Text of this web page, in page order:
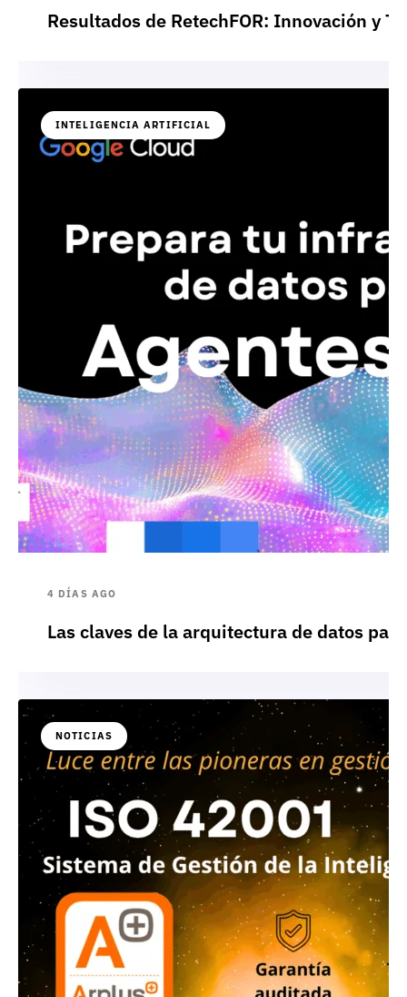
Resultados de RetechFOR: Innovación y
INTELIGENCIA ARTIFICIAL
4 DÍAS AGO
Las claves de la arquitectura de datos
NOTICIAS